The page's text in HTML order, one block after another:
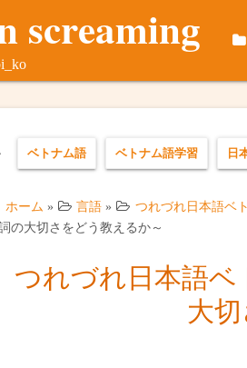
screaming
ベトナム語 ベトナム語学習 日
ホーム » 言語 » つれづれ日本語ベ
の大切さをどう教えるか～
つれづれ日本語ベ
大